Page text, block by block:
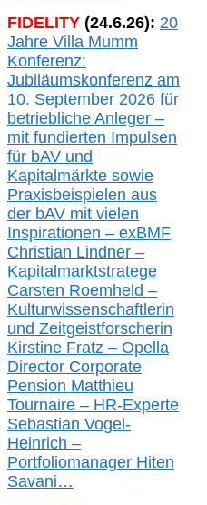
FIDELITY (24.6.26): 20
Jahre Villa Mumm
Konferenz:
Jubiläumskonferenz am
10. September 2026 für
betriebliche Anleger –
mit fundierten Impulsen
für bAV und
Kapitalmärkte sowie
Praxisbeispielen aus
der bAV mit vielen
Inspirationen – exBMF
Christian Lindner –
Kapitalmarktstratege
Carsten Roemheld –
Kulturwissenschaftlerin
und Zeitgeistforscherin
Kirstine Fratz – Opella
Director Corporate
Pension Matthieu
Tournaire – HR-Experte
Sebastian Vogel-
Heinrich –
Portfoliomanager Hiten
Savani…